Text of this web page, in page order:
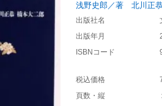
浅野史郎／著 北川正
出版社名
出版年月
ISBNコード
税込価格
頁数・縦